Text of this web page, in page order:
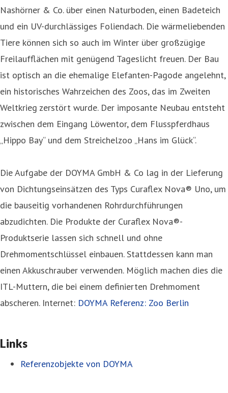
Nashörner & Co. über einen Naturboden, einen Badeteich
und ein UV-durchlässiges Foliendach. Die wärmeliebenden
Tiere können sich so auch im Winter über großzügige
Freilaufflächen mit genügend Tageslicht freuen. Der Bau
ist optisch an die ehemalige Elefanten-Pagode angelehnt,
ein historisches Wahrzeichen des Zoos, das im Zweiten
Weltkrieg zerstört wurde. Der imposante Neubau entsteht
zwischen dem Eingang Löwentor, dem Flusspferdhaus
„Hippo Bay“ und dem Streichelzoo „Hans im Glück“.
Die Aufgabe der DOYMA GmbH & Co lag in der Lieferung
von Dichtungseinsätzen des Typs Curaflex Nova® Uno, um
die bauseitig vorhandenen Rohrdurchführungen
abzudichten. Die Produkte der Curaflex Nova®-
Produktserie lassen sich schnell und ohne
Drehmomentschlüssel einbauen. Stattdessen kann man
einen Akkuschrauber verwenden. Möglich machen dies die
ITL-Muttern, die bei einem definierten Drehmoment
abscheren. Internet: DOYMA Referenz: Zoo Berlin
Links
Referenzobjekte von DOYMA